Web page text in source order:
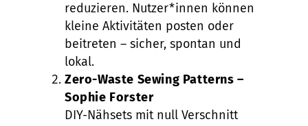
reduzieren. Nutzer*innen können
kleine Aktivitäten posten oder
beitreten – sicher, spontan und
lokal.
Zero-Waste Sewing Patterns –
Sophie Forster
DIY-Nähsets mit null Verschnitt